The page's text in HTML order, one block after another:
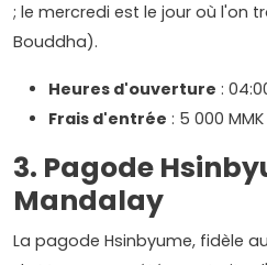
; le mercredi est le jour où l'on
Bouddha).
Heures d'ouverture :
Frais d'entrée : 5 000
3. Pagode
Mandalay
La pagode Hsinbyume, fidèle